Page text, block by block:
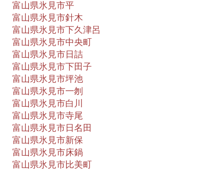
富山県氷見市平
富山県氷見市針木
富山県氷見市下久津呂
富山県氷見市中央町
富山県氷見市日詰
富山県氷見市下田子
富山県氷見市坪池
富山県氷見市一刎
富山県氷見市白川
富山県氷見市寺尾
富山県氷見市日名田
富山県氷見市新保
富山県氷見市床鍋
富山県氷見市比美町